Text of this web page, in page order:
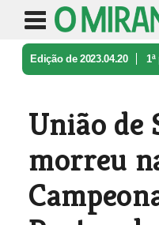
Edição de 2023.04.20
União de
morreu